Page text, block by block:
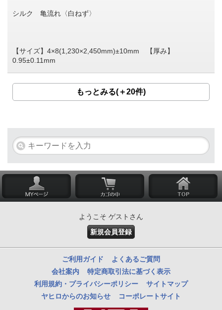
シルク 亀流れ〈白ねず〉
【サイズ】4×8(1,230×2,450mm)±10mm 【厚み】
0.95±0.11mm
もっとみる(＋20件)
ようこそ ゲストさん
新規会員登録
ご利用ガイド
よくあるご質問
会社案内
特定商取引法に基づく表示
利用規約・プライバシーポリシー
サイトマップ
ヤヒロからのお知らせ
コーポレートサイト